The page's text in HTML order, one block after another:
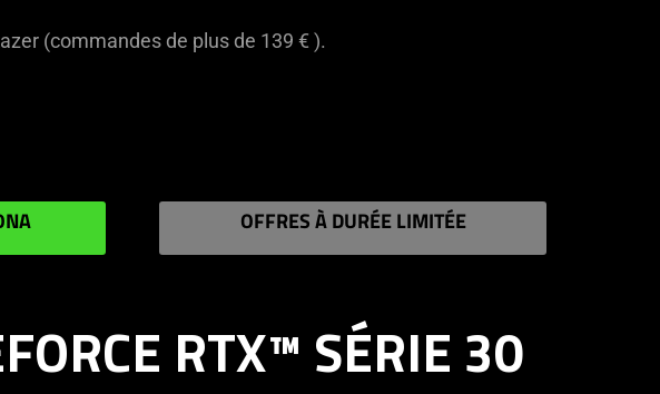
(commandes de plus de 139 € ).
OFFRES À DURÉE LIMITÉE
RTX™ SÉRIE 30